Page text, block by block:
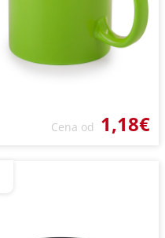
Cena od 1,18€